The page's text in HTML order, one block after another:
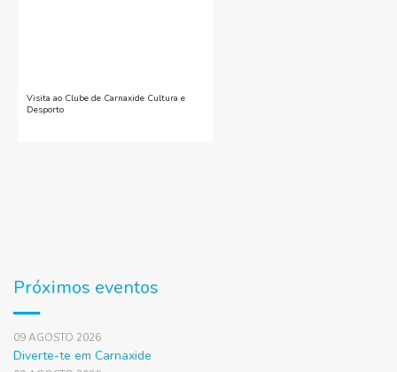
Visita ao Clube de Carnaxide Cultura e
Desporto
Próximos eventos
09 AGOSTO 2026
Diverte-te em Carnaxide